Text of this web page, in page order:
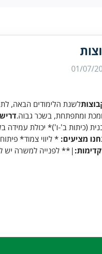
01/07/
לשנת הלימודים הבאה,
ומתפתחת, בשכר גבוה.
(כיתות ב'-ו')* יכולת עמידה
מציעים: * ליווי צמוד*
|** לפנייה למשרה יש